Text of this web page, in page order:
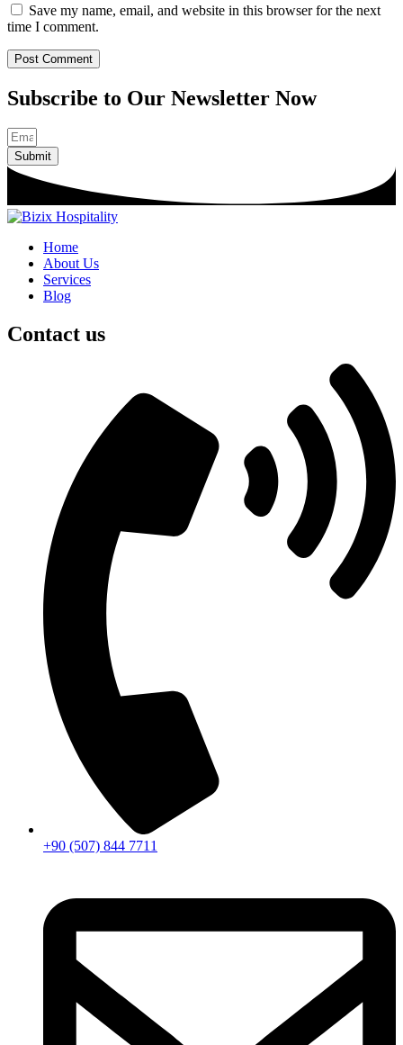
Save my name, email, and website in this browser for the next
time I comment.
Subscribe to Our Newsletter Now
Submit
Home
About Us
Services
Blog
Contact us
+90 (507) 844 7711